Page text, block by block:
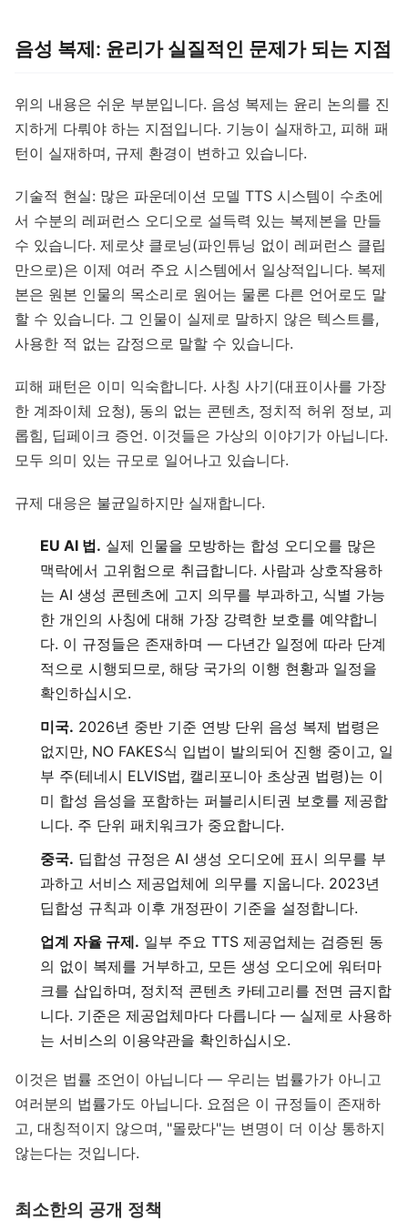
음성 복제: 윤리가 실질적인 문제가 되는 지점
위의 내용은 쉬운 부분입니다. 음성 복제는 윤리 논의를 진
지하게 다뤄야 하는 지점입니다. 기능이 실재하고, 피해 패
턴이 실재하며, 규제 환경이 변하고 있습니다.
기술적 현실: 많은 파운데이션 모델 TTS 시스템이 수초에
서 수분의 레퍼런스 오디오로 설득력 있는 복제본을 만들
수 있습니다. 제로샷 클로닝(파인튜닝 없이 레퍼런스 클립
만으로)은 이제 여러 주요 시스템에서 일상적입니다. 복제
본은 원본 인물의 목소리로 원어는 물론 다른 언어로도 말
할 수 있습니다. 그 인물이 실제로 말하지 않은 텍스트를,
사용한 적 없는 감정으로 말할 수 있습니다.
피해 패턴은 이미 익숙합니다. 사칭 사기(대표이사를 가장
한 계좌이체 요청), 동의 없는 콘텐츠, 정치적 허위 정보, 괴
롭힘, 딥페이크 증언. 이것들은 가상의 이야기가 아닙니다.
모두 의미 있는 규모로 일어나고 있습니다.
규제 대응은 불균일하지만 실재합니다.
EU AI 법. 실제 인물을 모방하는 합성 오디오를 많은
맥락에서 고위험으로 취급합니다. 사람과 상호작용하
는 AI 생성 콘텐츠에 고지 의무를 부과하고, 식별 가능
한 개인의 사칭에 대해 가장 강력한 보호를 예약합니
다. 이 규정들은 존재하며 — 다년간 일정에 따라 단계
적으로 시행되므로, 해당 국가의 이행 현황과 일정을
확인하십시오.
미국. 2026년 중반 기준 연방 단위 음성 복제 법령은
없지만, NO FAKES식 입법이 발의되어 진행 중이고, 일
부 주(테네시 ELVIS법, 캘리포니아 초상권 법령)는 이
미 합성 음성을 포함하는 퍼블리시티권 보호를 제공합
니다. 주 단위 패치워크가 중요합니다.
중국. 딥합성 규정은 AI 생성 오디오에 표시 의무를 부
과하고 서비스 제공업체에 의무를 지웁니다. 2023년
딥합성 규칙과 이후 개정판이 기준을 설정합니다.
업계 자율 규제. 일부 주요 TTS 제공업체는 검증된 동
의 없이 복제를 거부하고, 모든 생성 오디오에 워터마
크를 삽입하며, 정치적 콘텐츠 카테고리를 전면 금지합
니다. 기준은 제공업체마다 다릅니다 — 실제로 사용하
는 서비스의 이용약관을 확인하십시오.
이것은 법률 조언이 아닙니다 — 우리는 법률가가 아니고
여러분의 법률가도 아닙니다. 요점은 이 규정들이 존재하
고, 대칭적이지 않으며, "몰랐다"는 변명이 더 이상 통하지
않는다는 것입니다.
최소한의 공개 정책